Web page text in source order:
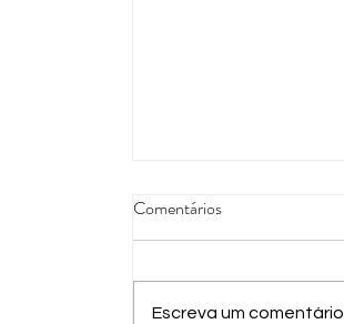
Comentários
Escreva um comentário